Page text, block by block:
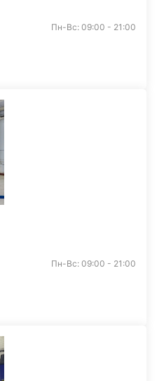
Пн-Вс: 09:00 - 21:00
Пн-Вс: 09:00 - 21:00